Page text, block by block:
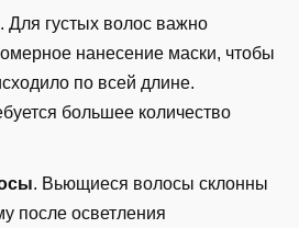
. Для густых волос важно
нанесение маски, чтобы
по всей длине.
большее количество
. Вьющиеся волосы склонны
после осветления